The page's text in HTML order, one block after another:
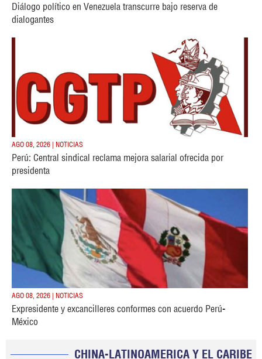
Diálogo político en Venezuela transcurre bajo reserva de
dialogantes
AGO 08, 2026 | NOTICIAS
Perú: Central sindical reclama mejora salarial ofrecida por
presidenta
AGO 08, 2026 | NOTICIAS
Expresidente y excancilleres conformes con acuerdo Perú-
México
CHINA-LATINOAMERICA Y EL CARIBE